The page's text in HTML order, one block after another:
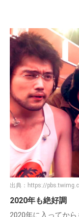
出典： https://
2020年も絶好調
2020年に入ってか